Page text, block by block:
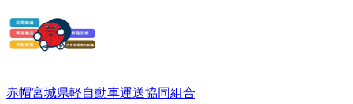
赤帽宮城県軽自動車運送協同組合